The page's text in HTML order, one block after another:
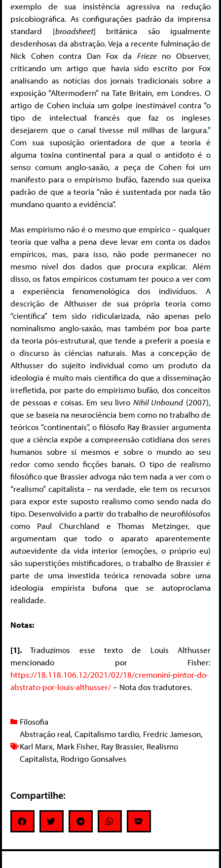
exemplo de sua insistência agressiva na redução
psicobiográfica. As configurações padrão da imprensa
standard [broadsheet] britânica são igualmente
desdenhosas da abstração. Veja a recente fulminação de
Nick Cohen contra Dan Fox da Friezeno Observer,
criticando um artigo que havia sido escrito por Fox
analisando as notícias dos jornais tradicionais sobre a
exposição “Altermodern” na Tate Britain, em Londres. O
artigo de Cohen incluía um golpe inestimável contra “o
tipo de intelectual francês que faz os ingleses
desejarem que o canal tivesse mil milhas de largura.”
Com sua suposição orientadora de que a teoria é
alguma toxina continental para a qual o antídoto é o
senso comum anglo-saxão, a peça de Cohen foi um
manifesto para o empirismo bufão, fazendo sua queixa
padrão de que a teoria “não é sustentada por nada tão
mundano quanto a evidência”.
Mas empirismo não é o mesmo que empírico – qualquer
teoria que valha a pena deve levar em conta os dados
empíricos, mas, para isso, não pode permanecer no
mesmo nível dos dados que procura explicar. Além
disso, os fatos empíricos costumam ter pouco a ver com
a experiência fenomenológica dos indivíduos. A
descrição de Althusser de sua própria teoria como
“científica” tem sido ridicularizada, não apenas pelo
nominalismo anglo-saxão, mas também por boa parte
da teoria pós-estrutural, que tende a preferir a poesia e
o discurso às ciências naturais. Mas a concepção de
Althusser do sujeito individual como um produto da
ideologia é muito mais científica do que a disseminação
irrefletida, por parte do empirismo bufão, dos conceitos
de pessoas e coisas. Em seu livro Nihil Unbound(2007),
que se baseia na neurociência bem como no trabalho de
teóricos “continentais”, o filósofo Ray Brassier argumenta
que a ciência expõe a compreensão cotidiana dos seres
humanos sobre si mesmos e sobre o mundo ao seu
redor como sendo ficções banais. O tipo de realismo
filosófico que Brassier advoga não tem nada a ver com o
“realismo” capitalista – na verdade, ele tem os recursos
para expor este suposto realismo como sendo nada do
tipo. Desenvolvido a partir do trabalho de neurofilósofos
como Paul Churchland e Thomas Metzinger, que
argumentam que todo o aparato aparentemente
autoevidente da vida interior (emoções, o próprio eu)
são superstições mistificadores, o trabalho de Brassier é
parte de uma investida teórica renovada sobre uma
ideologia empirista bufona que se autoproclama
realidade.
Notas:
[1].Traduzimos esse texto de Louis Althusser
mencionado por Fisher:
https://18.118.106.12/2021/02/18/cremonini-pintor-do-
abstrato-por-louis-althusser/– Nota dos tradutores.
Filosofia
Abstração real, Capitalismo tardio, Fredric Jameson,
Karl Marx, Mark Fisher, Ray Brassier, Realismo
Capitalista, Rodrigo Gonsalves
Compartilhe: